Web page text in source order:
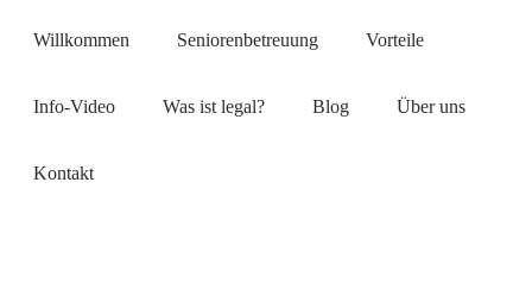
Willkommen Seniorenbetreuung Vorteile
Info-Video Was ist legal? Blog Über uns
Kontakt